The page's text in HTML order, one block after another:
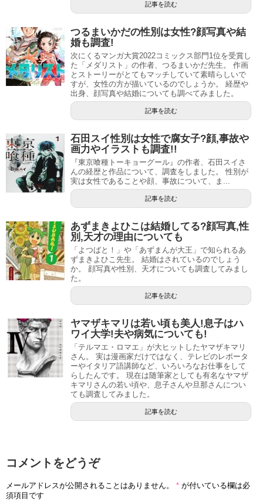
引用元：Amazon
小林有吾先生の性別は、男性です。
うな、さわやかな男性だそうです。
また、インタビューでも一人称が「僕」、公式ブログでは
奥様が登場されますので、確実に男性だということが分か
絵柄だけ見ると、確かにちょっと中性的で男性か女性か判
関連記事 つるまいかだの性別は女性?顔写真や結婚も調査!
記事の続きを読む
記事を読む
つるまいかだの性別は女性?顔写真や結
婚も調査!
次にくるマンガ大賞2022コミックス部門1位を受賞し
た「メダリスト」の作者、つるまいかだ先生。 作画
とストーリーがとてもマッチしていて素晴らしいで
すが、女性の方が描いているのでしょうか。 経歴や
出身、顔写真や結婚についても調べてみました。
記事を読む
石田スイ性別は女性で腐女子?顔,事故や
画力やイラストも調査!!
『東京喰種トーキョーグール』の作者、石田スイさ
んの経歴と作品について、調査をしました。 性別が
実は女性であることや顔、事故について、ま...
記事を読む
あずまきよひこは結婚してる?顔写真,性
別,天才の理由についても
「よつばと！」や「あずまんが大王」で知られるあ
ずまきよひこ先生。 結婚はされているのでしょう
か。 顔写真や性別、天才についても調査してみまし
た。
記事を読む
ヤマザキマリは若い頃も美人!息子はハ
ワイ大学!夫や病気についても!
「テルマエ・ロマエ」が大ヒットしたヤマザキマリ
さん。 実は漫画家だけではなく、テレビのレポータ
ーやイタリア語講師など、いろいろなお仕事をして
らしたんです。 現在は随筆家としても有名なヤマザ
キマリさんの若い頃や、息子さんや旦那さんについ
ても調査してみました。
記事を読む
コメントをどうぞ
メールアドレスが公開されることはありません。 * が付いている欄は必
須項目です